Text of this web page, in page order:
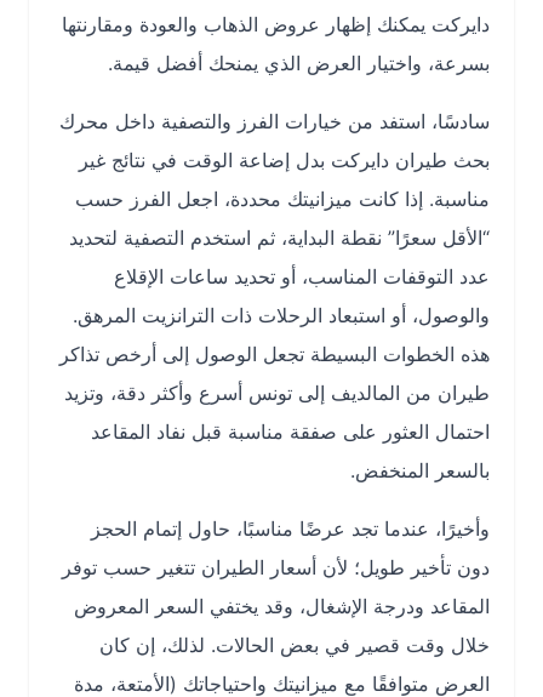
دايركت يمكنك إظهار عروض الذهاب والعودة ومقارنتها
بسرعة، واختيار العرض الذي يمنحك أفضل قيمة.
سادسًا، استفد من خيارات الفرز والتصفية داخل محرك
بحث طيران دايركت بدل إضاعة الوقت في نتائج غير
مناسبة. إذا كانت ميزانيتك محددة، اجعل الفرز حسب
“الأقل سعرًا” نقطة البداية، ثم استخدم التصفية لتحديد
عدد التوقفات المناسب، أو تحديد ساعات الإقلاع
والوصول، أو استبعاد الرحلات ذات الترانزيت المرهق.
هذه الخطوات البسيطة تجعل الوصول إلى أرخص تذاكر
طيران من المالديف إلى تونس أسرع وأكثر دقة، وتزيد
احتمال العثور على صفقة مناسبة قبل نفاد المقاعد
بالسعر المنخفض.
وأخيرًا، عندما تجد عرضًا مناسبًا، حاول إتمام الحجز
دون تأخير طويل؛ لأن أسعار الطيران تتغير حسب توفر
المقاعد ودرجة الإشغال، وقد يختفي السعر المعروض
خلال وقت قصير في بعض الحالات. لذلك، إن كان
العرض متوافقًا مع ميزانيتك واحتياجاتك (الأمتعة، مدة